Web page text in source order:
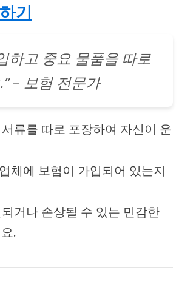
기
하고 중요 물품을 따로
– 보험 전문가
류를 따로 포장하여 자신이 운
체에 보험이 가입되어 있는지
거나 손상될 수 있는 민감한
.